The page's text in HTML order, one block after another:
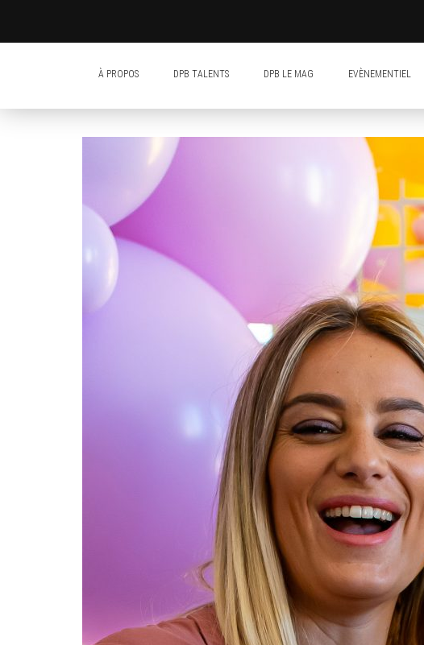
À PROPOS DPB TALENTS DPB LE MAG EVÈNEMENTIEL